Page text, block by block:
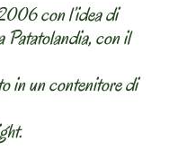
con l’idea di
Patatolandia, con il
in un contenitore di